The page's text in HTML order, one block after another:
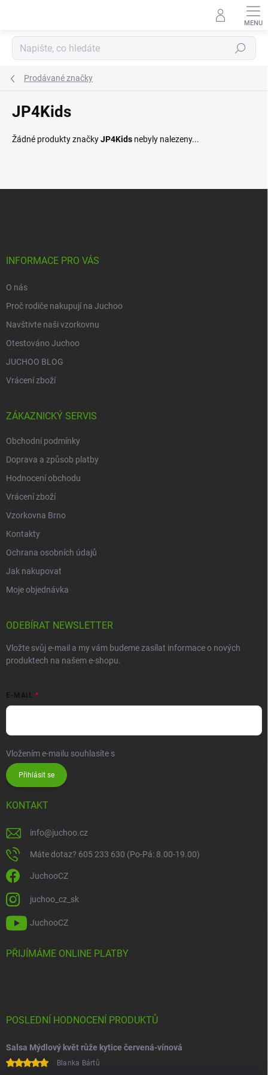
Hledat
Prodávané značky
JP4Kids
Žádné produkty značkyJP4Kids nebyly nalezeny...
INFORMACE PRO VÁS
O nás
Proč rodiče nakupují na Juchoo
Navštivte naši vzorkovnu
Otestováno Juchoo
JUCHOO BLOG
Vrácení zboží
ZÁKAZNICKÝ SERVIS
Obchodní podmínky
Doprava a způsob platby
Hodnocení obchodu
Vrácení zboží
Vzorkovna Brno
Kontakty
Ochrana osobních údajů
Jak nakupovat
Moje objednávka
ODEBÍRAT NEWSLETTER
Vložte svůj e-mail a my vám budeme zasílat informace o nových
produktech na našem e-shopu.
E-MAIL
Vložením e-mailu souhlasíte s
Přihlásit se
KONTAKT
info@juchoo.cz
Máte dotaz? 605 233 630 (Po-Pá: 8.00-19.00)
JuchooCZ
juchoo_cz_sk
JuchooCZ
PŘIJÍMÁME ONLINE PLATBY
POSLEDNÍ HODNOCENÍ PRODUKTŮ
Salsa Mýdlový květ růže kytice červená-vínová
Blanka Bártů